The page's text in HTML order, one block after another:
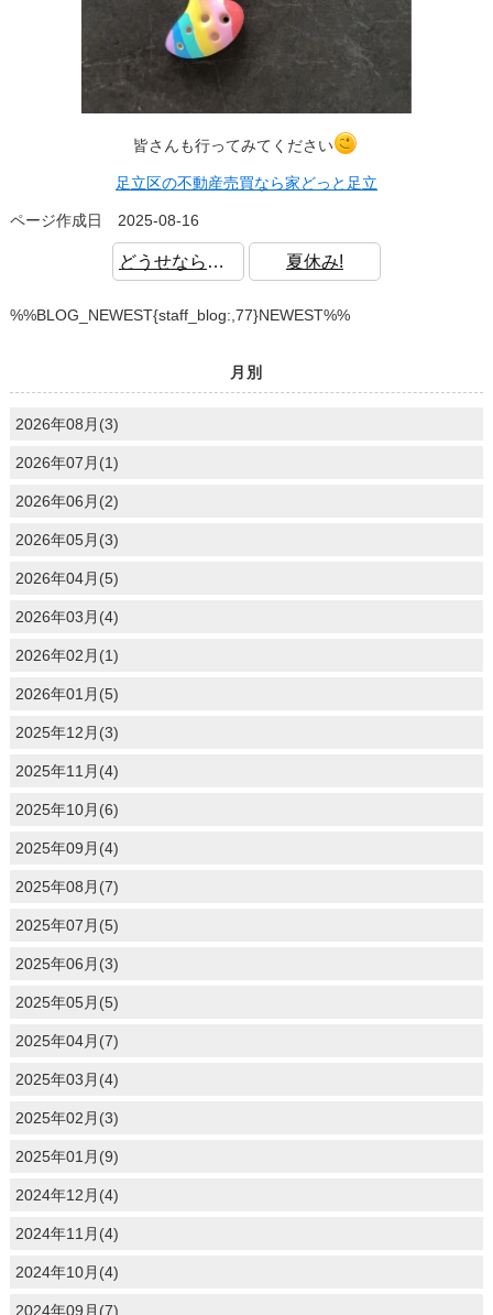
皆さんも行ってみてください
足立区の不動産売買なら家どっと足立
ページ作成日 2025-08-16
どうせなら、タダで旅行に行きたい 夏休み!
%%BLOG_NEWEST{staff_blog:,77}NEWEST%%
月別
2026年08月(3)
2026年07月(1)
2026年06月(2)
2026年05月(3)
2026年04月(5)
2026年03月(4)
2026年02月(1)
2026年01月(5)
2025年12月(3)
2025年11月(4)
2025年10月(6)
2025年09月(4)
2025年08月(7)
2025年07月(5)
2025年06月(3)
2025年05月(5)
2025年04月(7)
2025年03月(4)
2025年02月(3)
2025年01月(9)
2024年12月(4)
2024年11月(4)
2024年10月(4)
2024年09月(7)